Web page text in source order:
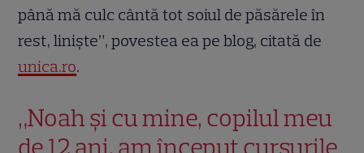
până mă culc cântă tot soiul de păsărele în
rest, linişte”, povestea ea pe blog, citată de
unica.ro.
„Noah și cu mine, copilul meu